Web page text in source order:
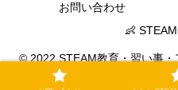
お問い合わせ
👶
© 2022 STEAM教育・習い事